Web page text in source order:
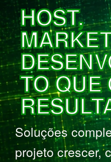
HOST,
TO QUE
Soluções
projeto crescer,